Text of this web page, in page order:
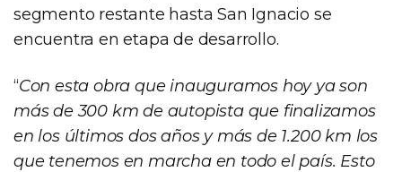
segmento restante hasta San Ignacio se
encuentra en etapa de desarrollo.
“Con esta obra que inauguramos hoy ya son
más de 300 km de autopista que finalizamos
en los últimos dos años y más de 1.200 km los
que tenemos en marcha en todo el país. Esto